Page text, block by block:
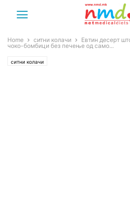
Home ситни колачи
Евтин десерт
чоко-бомбици без печење од само...
ситни колачи